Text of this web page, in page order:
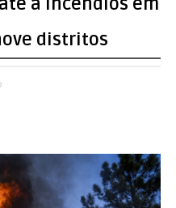
distritos